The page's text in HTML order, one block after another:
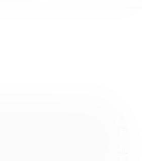
corporation and a global
fertilizers, operating through 19
production sites in Israel, France,
blending facilities in Brazil
by extensive infrastructure and well-